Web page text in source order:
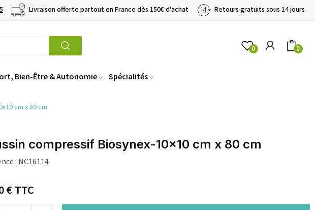
Livraison offerte partout en France dès 150€ d'achat Retours gratuits sous 14 jours
0 0
Bien-Être & Autonomie Spécialités
cm x 80 cm
compressif Biosynex-10x10 cm x 80 cm
: NC16114
€TTC